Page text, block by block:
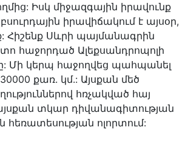
Իսկ միջազգային իրավունք
իրավիճակում է այսօր,
Հիշենք Սևրի պայմանագրին
հաջորդած Ալեքսանդրոպոլի
Մի կերպ հաջողվեց պահպանել
քառ. կմ.: Այսքան մեծ
հռչակված հայ
տկար դիվանագիտության
ոլորտում: